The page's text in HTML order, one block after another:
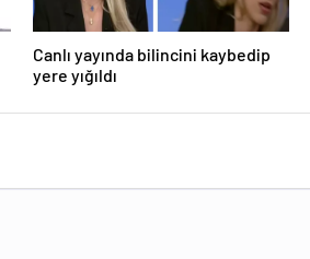
Canlı yayında bilincini kaybedip
yere yığıldı